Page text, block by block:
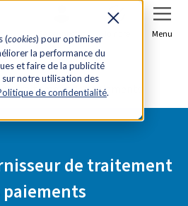
(cookies) pour optimiser
la performance du
et faire de la publicité
sur notre utilisation des
de confidentialité.
Se connecter Menu
traitement des paiements
de traitement
paiements